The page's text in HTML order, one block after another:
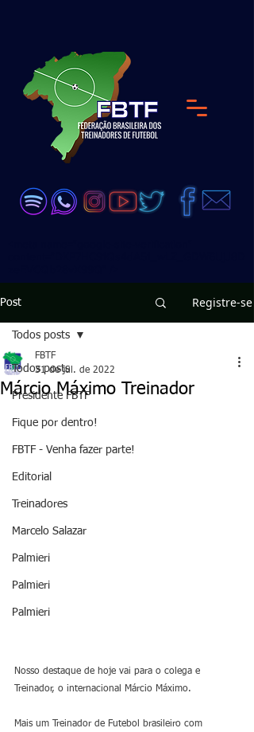
Post Registre-se
Todos posts
Presidente FBTF
Fique por dentro!
FBTF - Venha fazer parte!
Editorial
Treinadores
Marcelo Salazar
Palmieri
Palmieri
Palmieri
Todos posts
Márcio Máximo Treinador
FBTF
31 de jul. de 2022
Nosso destaque de hoje vai para o colega e
Treinador, o internacional Márcio Máximo.
Mais um Treinador de Futebol brasileiro com